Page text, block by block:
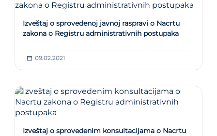
Izveštaj o sprovedenoj javnoj raspravi o Nacrtu
zakona o Registru administrativnih postupaka
09.02.2021
Izveštaj o sprovedenim konsultacijama o Nacrtu